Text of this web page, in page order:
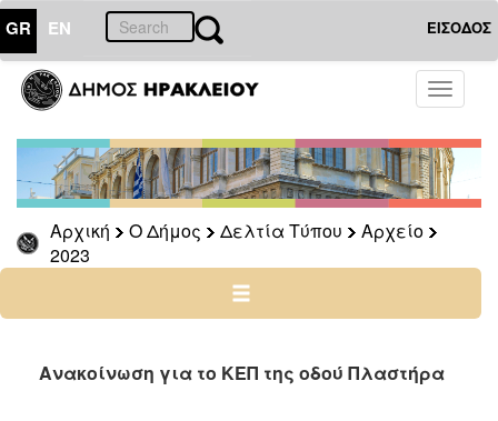
GR EN ΕΙΣΟΔΟΣ
Toggle
Αρχική Ο Δήμος Δελτία Τύπου
Αρχείο
2023
ΔΗΜΟΣ
Δελτία
Τύπου
Αρχείο
2026
2025
2022
Ανακοίνωση για το ΚΕΠ της οδού Πλαστήρα